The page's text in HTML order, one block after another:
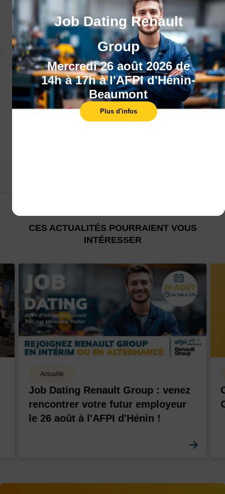
Job Dating Renault
Group
Mercredi 26 août 2026 de
14h à 17h à l'AFPI d'Hénin-
Beaumont
Plus d'infos
Une formation gratuite
Un accès rapide à l'emploi
grâce l'expérience
professionnelle
Rémunéré Diplôme
CES ACTUALITÉS POURRAIENT VOUS
INTÉRESSER
Actualité
Job Dating Renault Group : venez
rencontrer votre futur employeur
le 26 août à l'AFPI d'Hénin !